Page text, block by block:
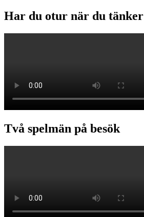
Har du otur när du tänker
Två spelmän på besök